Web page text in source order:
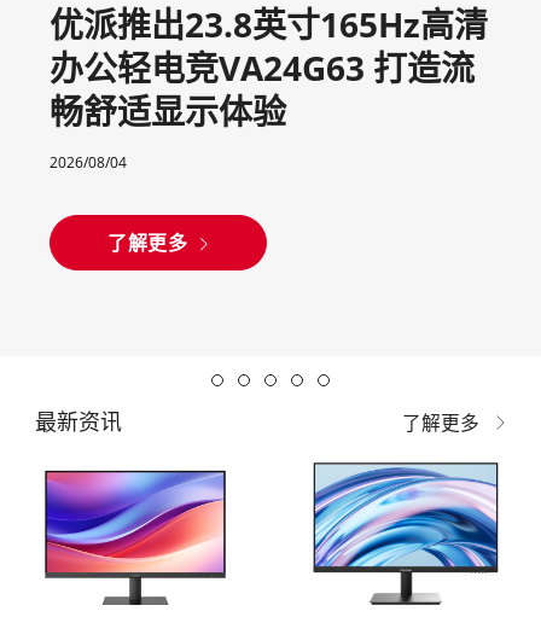
优派推出23.8英寸165Hz高清
办公轻电竞VA24G63 打造流
畅舒适显示体验
2026/08/04
了解更多
最新资讯 了解更多